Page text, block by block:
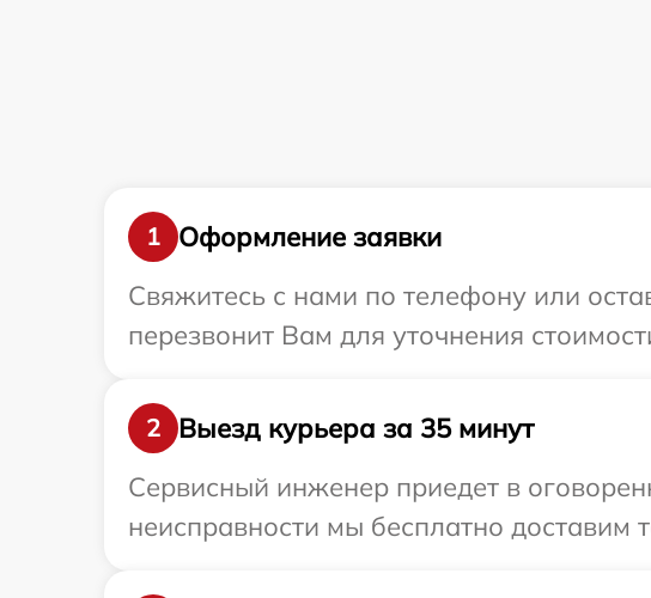
1
Оформление заявки
Свяжитесь с нами по телефону или
перезвонит Вам для уточнения
2
Выезд курьера за 35 минут
Сервисный инженер приедет в
неисправности мы бесплатно доставим